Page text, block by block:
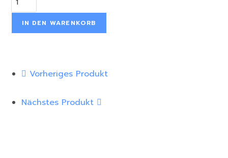
IN DEN WARENKORB
Vorheriges Produkt
Nächstes Produkt